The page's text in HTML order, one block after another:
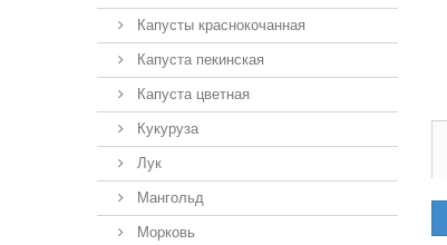
Капусты краснокочанная
Капуста пекинская
Капуста цветная
Кукуруза
Лук
Мангольд
Морковь